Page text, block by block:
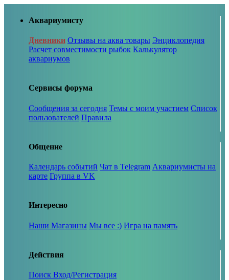
Аквариумисту
Дневники Отзывы на аква товары Энциклопедия
Расчет совместимости рыбок Калькулятор
аквариумов
Сервисы форума
Сообщения за сегодня Темы с моим участием Список
пользователей Правила
Общение
Календарь событий Чат в Telegram Аквариумисты на
карте Группа в VK
Интересно
Наши Магазины Мы все :) Игра на память
Действия
Поиск Вход/Регистрация